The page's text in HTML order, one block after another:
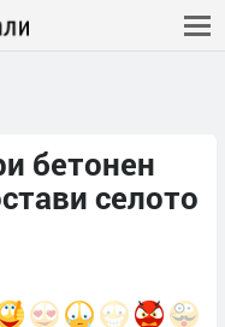
бетонен
селото